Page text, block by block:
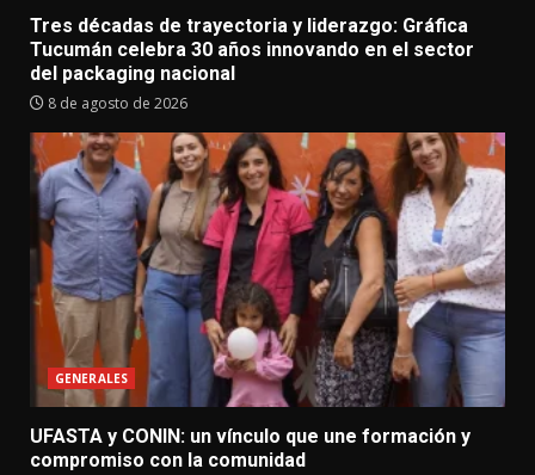
Tres décadas de trayectoria y liderazgo: Gráfica
Tucumán celebra 30 años innovando en el sector
del packaging nacional
8 de agosto de 2026
GENERALES
UFASTA y CONIN: un vínculo que une formación y
compromiso con la comunidad